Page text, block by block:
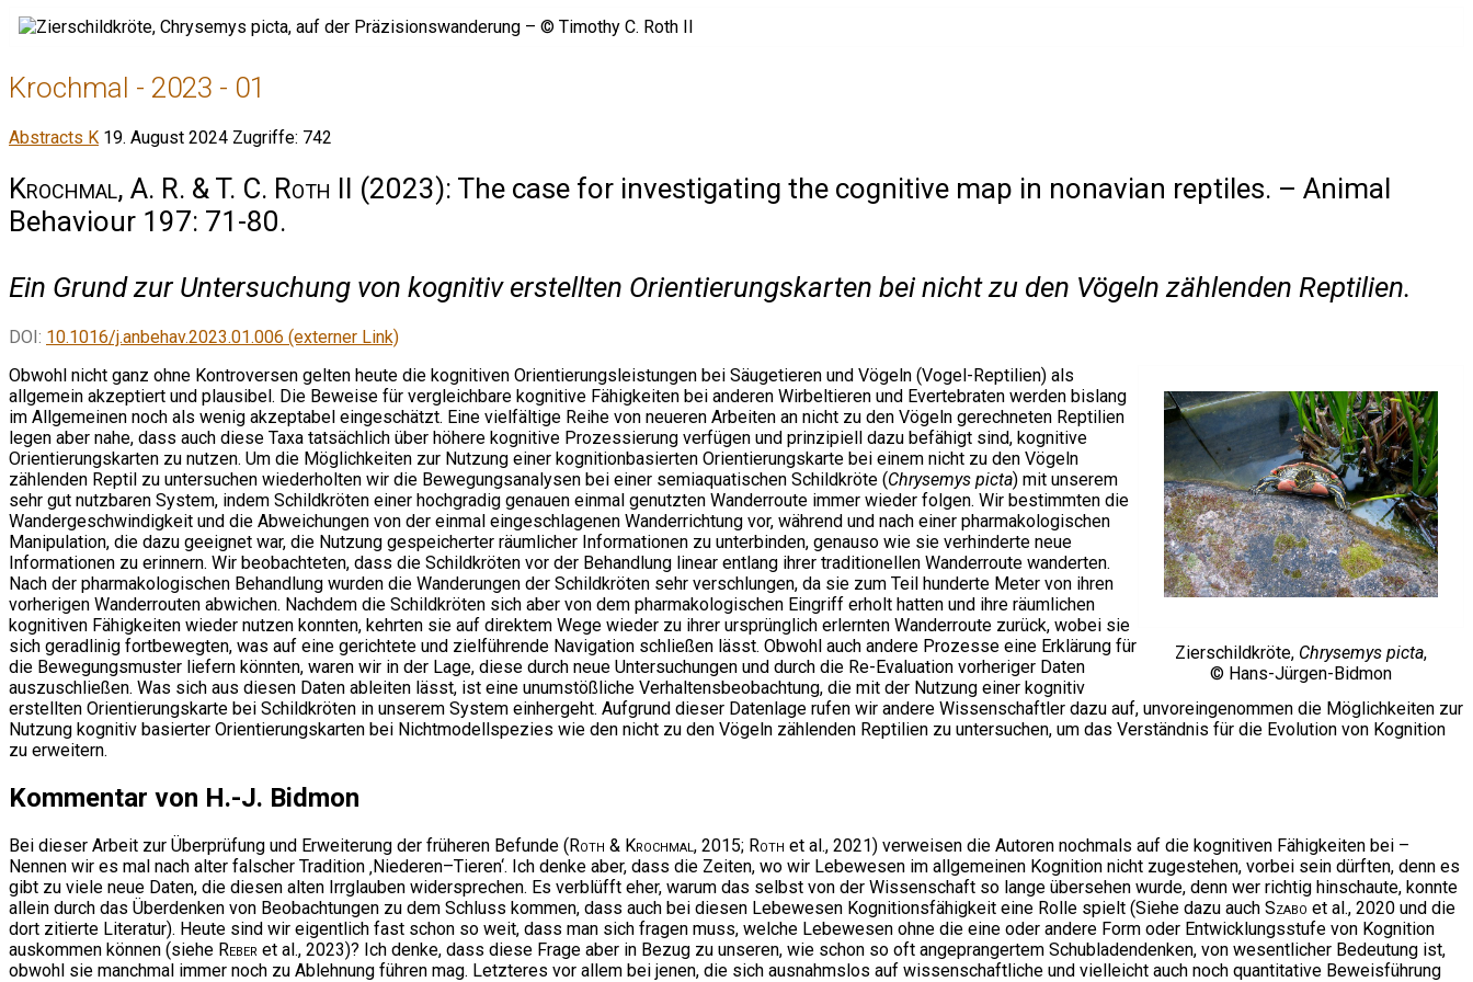
Krochmal - 2023 - 01
Abstracts K 19. August 2024 Zugriffe: 742
Krochmal, A. R. & T. C. Roth II (2023): The case for investigating the cognitive map in nonavian reptiles. – Animal
Behaviour 197: 71-80.
Ein Grund zur Untersuchung von kognitiv erstellten Orientierungskarten bei nicht zu den Vögeln zählenden Reptilien.
DOI: 10.1016/j.anbehav.2023.01.006 (externer Link)
Zierschildkröte, Chrysemys picta,
© Hans-Jürgen-Bidmon
Obwohl nicht ganz ohne Kontroversen gelten heute die kognitiven Orientierungsleistungen bei Säugetieren und Vögeln (Vogel-Reptilien) als
allgemein akzeptiert und plausibel. Die Beweise für vergleichbare kognitive Fähigkeiten bei anderen Wirbeltieren und Evertebraten werden bislang
im Allgemeinen noch als wenig akzeptabel eingeschätzt. Eine vielfältige Reihe von neueren Arbeiten an nicht zu den Vögeln gerechneten Reptilien
legen aber nahe, dass auch diese Taxa tatsächlich über höhere kognitive Prozessierung verfügen und prinzipiell dazu befähigt sind, kognitive
Orientierungskarten zu nutzen. Um die Möglichkeiten zur Nutzung einer kognitionbasierten Orientierungskarte bei einem nicht zu den Vögeln
zählenden Reptil zu untersuchen wiederholten wir die Bewegungsanalysen bei einer semiaquatischen Schildkröte (Chrysemys picta) mit unserem
sehr gut nutzbaren System, indem Schildkröten einer hochgradig genauen einmal genutzten Wanderroute immer wieder folgen. Wir bestimmten die
Wandergeschwindigkeit und die Abweichungen von der einmal eingeschlagenen Wanderrichtung vor, während und nach einer pharmakologischen
Manipulation, die dazu geeignet war, die Nutzung gespeicherter räumlicher Informationen zu unterbinden, genauso wie sie verhinderte neue
Informationen zu erinnern. Wir beobachteten, dass die Schildkröten vor der Behandlung linear entlang ihrer traditionellen Wanderroute wanderten.
Nach der pharmakologischen Behandlung wurden die Wanderungen der Schildkröten sehr verschlungen, da sie zum Teil hunderte Meter von ihren
vorherigen Wanderrouten abwichen. Nachdem die Schildkröten sich aber von dem pharmakologischen Eingriff erholt hatten und ihre räumlichen
kognitiven Fähigkeiten wieder nutzen konnten, kehrten sie auf direktem Wege wieder zu ihrer ursprünglich erlernten Wanderroute zurück, wobei sie
sich geradlinig fortbewegten, was auf eine gerichtete und zielführende Navigation schließen lässt. Obwohl auch andere Prozesse eine Erklärung für
die Bewegungsmuster liefern könnten, waren wir in der Lage, diese durch neue Untersuchungen und durch die Re-Evaluation vorheriger Daten
auszuschließen. Was sich aus diesen Daten ableiten lässt, ist eine unumstößliche Verhaltensbeobachtung, die mit der Nutzung einer kognitiv
erstellten Orientierungskarte bei Schildkröten in unserem System einhergeht. Aufgrund dieser Datenlage rufen wir andere Wissenschaftler dazu auf, unvoreingenommen die Möglichkeiten zur
Nutzung kognitiv basierter Orientierungskarten bei Nichtmodellspezies wie den nicht zu den Vögeln zählenden Reptilien zu untersuchen, um das Verständnis für die Evolution von Kognition
zu erweitern.
Kommentar von H.-J. Bidmon
Bei dieser Arbeit zur Überprüfung und Erweiterung der früheren Befunde (Roth & Krochmal, 2015; Roth et al., 2021) verweisen die Autoren nochmals auf die kognitiven Fähigkeiten bei –
Nennen wir es mal nach alter falscher Tradition ‚Niederen–Tieren‘. Ich denke aber, dass die Zeiten, wo wir Lebewesen im allgemeinen Kognition nicht zugestehen, vorbei sein dürften, denn es
gibt zu viele neue Daten, die diesen alten Irrglauben widersprechen. Es verblüfft eher, warum das selbst von der Wissenschaft so lange übersehen wurde, denn wer richtig hinschaute, konnte
allein durch das Überdenken von Beobachtungen zu dem Schluss kommen, dass auch bei diesen Lebewesen Kognitionsfähigkeit eine Rolle spielt (Siehe dazu auch Szabo et al., 2020 und die
dort zitierte Literatur). Heute sind wir eigentlich fast schon so weit, dass man sich fragen muss, welche Lebewesen ohne die eine oder andere Form oder Entwicklungsstufe von Kognition
auskommen können (siehe Reber et al., 2023)? Ich denke, dass diese Frage aber in Bezug zu unseren, wie schon so oft angeprangertem Schubladendenken, von wesentlicher Bedeutung ist,
obwohl sie manchmal immer noch zu Ablehnung führen mag. Letzteres vor allem bei jenen, die sich ausnahmslos auf wissenschaftliche und vielleicht auch noch quantitative Beweisführung